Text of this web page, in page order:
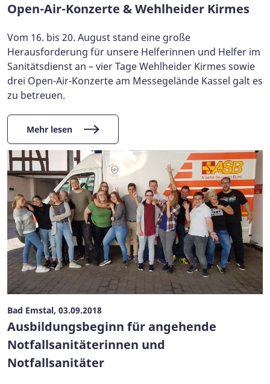
Open-Air-Konzerte & Wehlheider Kirmes
Vom 16. bis 20. August stand eine große
Herausforderung für unsere Helferinnen und Helfer im
Sanitätsdienst an – vier Tage Wehlheider Kirmes sowie
drei Open-Air-Konzerte am Messegelände Kassel galt es
zu betreuen.
Mehr lesen
Bad Emstal, 03.09.2018
Ausbildungsbeginn für angehende
Notfallsanitäterinnen und
Notfallsanitäter